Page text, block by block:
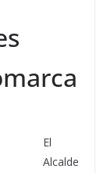
El
Alcalde